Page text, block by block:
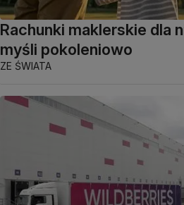
Rachunki maklerskie dla
myśli pokoleniowo
ZE ŚWIATA